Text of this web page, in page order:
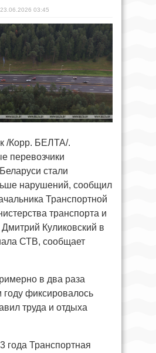
23.06.2026 03:45
/Корр. БЕЛТА/.
перевозчики
стали
нарушений, сообщил
Транспортной
транспорта и
Куликовский в
СТВ, сообщает
в два раза
фиксировалось
труда и отдыха
года Транспортная